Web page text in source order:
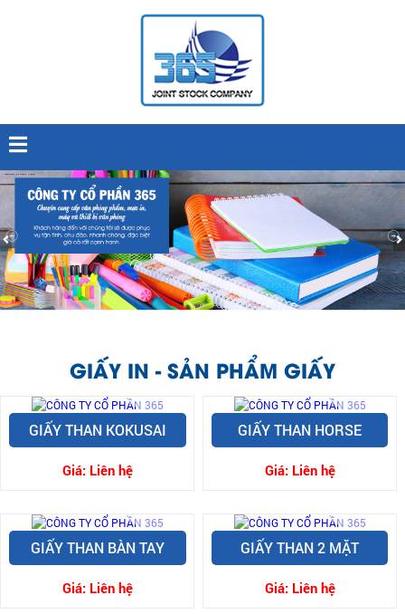
GIẤY IN - SẢN PHẨM GIẤY
GIẤY THAN KOKUSAI
Giá: Liên hệ
GIẤY THAN HORSE
Giá: Liên hệ
GIẤY THAN BÀN TAY
Giá: Liên hệ
GIẤY THAN 2 MẶT
Giá: Liên hệ